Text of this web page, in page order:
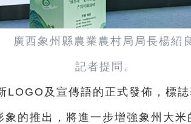
廣西象州縣農業農村局局長楊紹
記者提問。
LOGO及宣傳語的正式發佈，標
象的推出，將進一步增強象州大